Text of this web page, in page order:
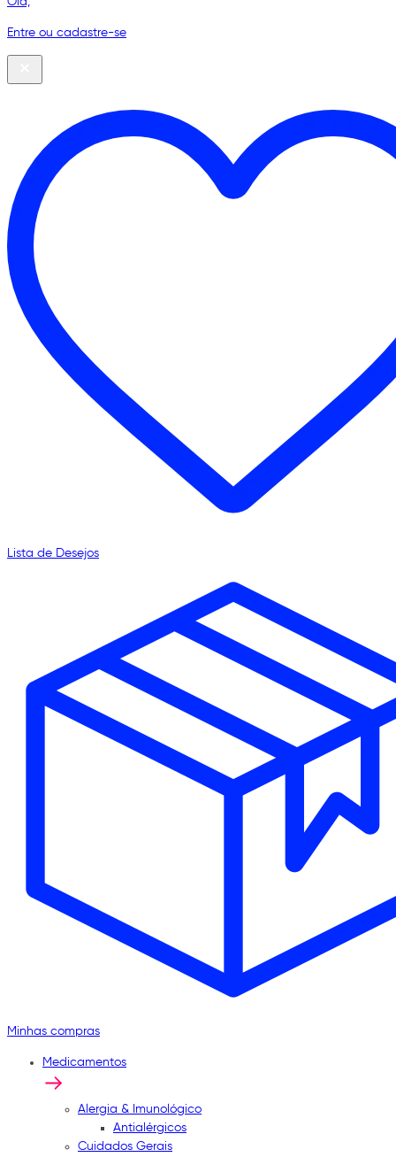
Entre ou cadastre-se
Lista de Desejos
Minhas compras
Medicamentos
Alergia & Imunológico
Antialérgicos
Cuidados Gerais